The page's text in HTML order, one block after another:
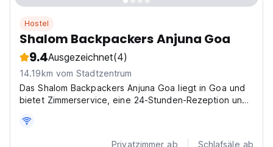
Hostel
Shalom Backpackers Anjuna Goa
9.4Ausgezeichnet(4)
14.19km vom Stadtzentrum
Das Shalom Backpackers Anjuna Goa liegt in Goa und
bietet Zimmerservice, eine 24-Stunden-Rezeption und
Privatzimmer ab Schlafsäle ab